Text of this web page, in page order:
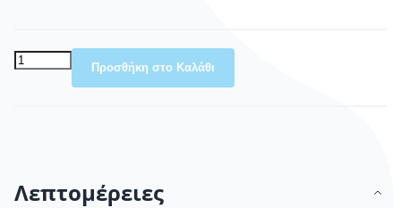
Προσθήκη στο Καλάθι
Λεπτομέρειες